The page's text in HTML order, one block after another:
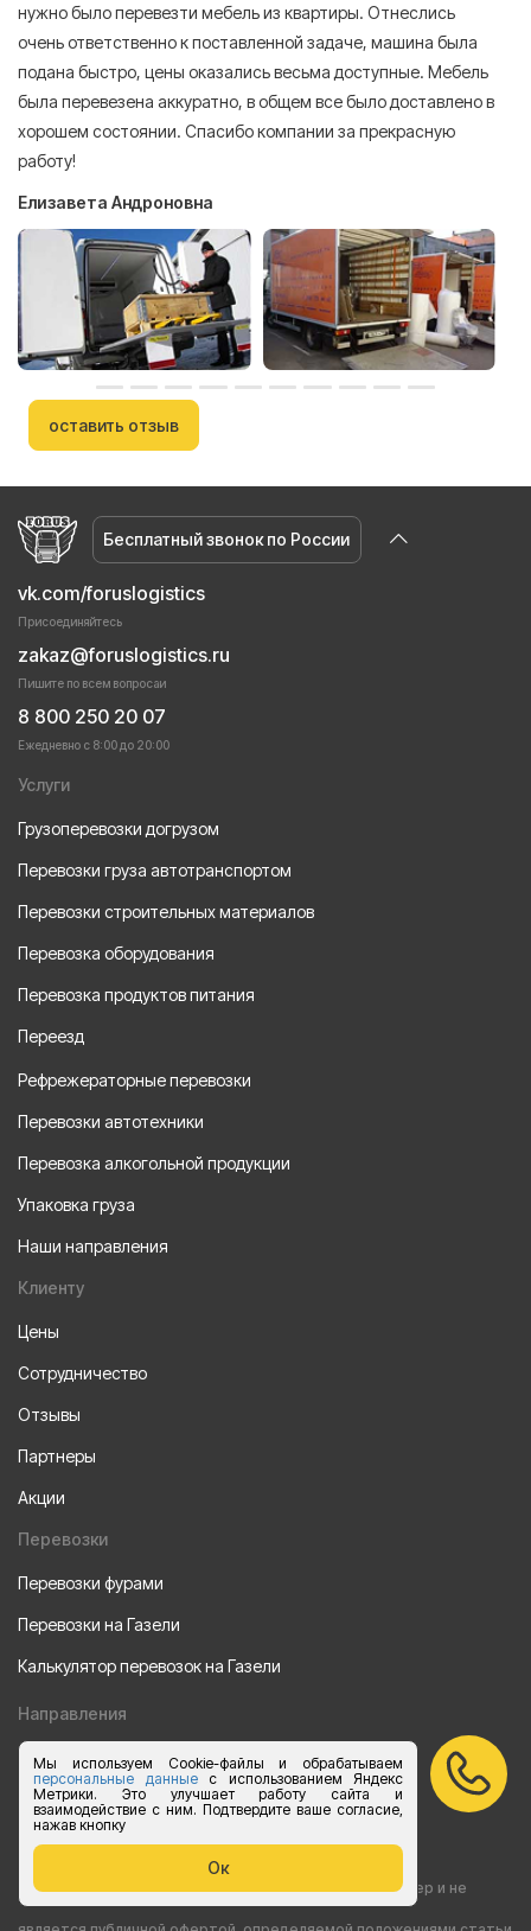
Мы используем Cookie-файлы и обрабатываем
персональные данныес использованием Яндекс
Метрики. Это улучшает работу сайта и
взаимодействие с ним. Подтвердите ваше согласие,
нажав кнопку
Ок
нужно было перевезти мебель из квартиры. Отнеслись
очень ответственно к поставленной задаче, машина была
подана быстро, цены оказались весьма доступные. Мебель
была перевезена аккуратно, в общем все было доставлено в
хорошем состоянии. Спасибо компании за прекрасную
работу!
Елизавета Андроновна
оставить отзыв
Бесплатный звонок по России
vk.com/foruslogistics
Присоединяйтесь
zakaz@foruslogistics.ru
Пишите по всем вопросаи
8 800 250 20 07
Ежедневно с 8:00 до 20:00
Услуги
Грузоперевозки догрузом
Перевозки груза автотранспортом
Перевозки строительных материалов
Перевозка оборудования
Перевозка продуктов питания
Переезд
Рефрежераторные перевозки
Перевозки автотехники
Перевозка алкогольной продукции
Упаковка груза
Наши направления
Клиенту
Цены
Сотрудничество
Отзывы
Партнеры
Акции
Перевозки
Перевозки фурами
Перевозки на Газели
Калькулятор перевозок на Газели
Направления
Из Санкт-Петербурга
Из Москвы
Все права защищены 2015-2026 г.
Информация на сайте носит ознакомительный характер и не